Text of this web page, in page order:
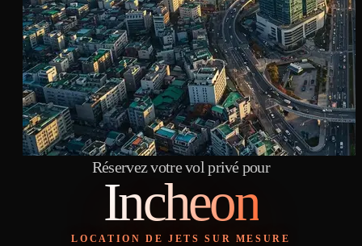
Réservez votre vol privé pour
Incheon
LOCATION DE JETS SUR MESURE